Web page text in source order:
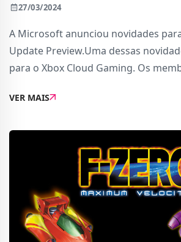
27/03/2024
A Microsoft anunciou novidades
Update Preview.Uma dessas
para o Xbox Cloud Gaming. Os
enquanto jogas cloud gaming em
VER MAIS